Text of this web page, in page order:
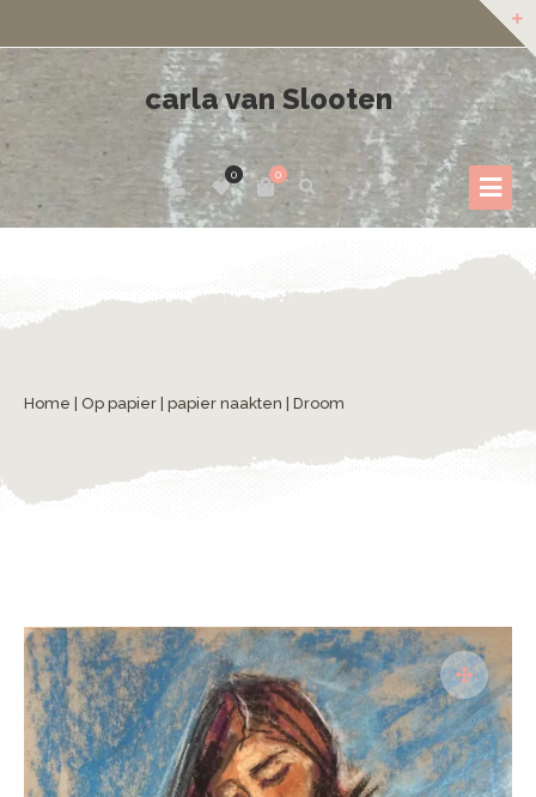
carla van Slooten
0
0
Home Op papier papier naakten | Droom